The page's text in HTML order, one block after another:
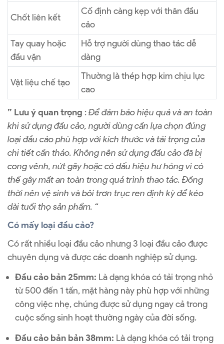
Chốt liên kết
Cố định càng kẹp với thân đầu
cảo
Tay quay hoặc
đầu vặn
Hỗ trợ người dùng thao tác dễ
dàng
Vật liệu chế tạo
Thường là thép hợp kim chịu lực
cao
” Lưu ý quan trọng :Để đảm bảo hiệu quả và an toàn
khi sử dụng đầu cảo, người dùng cần lựa chọn đúng
loại đầu cảo phù hợp với kích thước và tải trọng của
chi tiết cần tháo. Không nên sử dụng đầu cảo đã bị
cong vênh, nứt gãy hoặc có dấu hiệu hư hỏng vì có
thể gây mất an toàn trong quá trình thao tác. Đồng
thời nên vệ sinh và bôi trơn trục ren định kỳ để kéo
dài tuổi thọ sản phẩm. “
Có mấy loại đầu cảo?
Có rất nhiều loại đầu cảo nhưng 3 loại đầu cảo được
chuyên dụng và được các doanh nghiệp sử dụng.
Đầu cảo bản 25mm: Là dạng khóa có tải trọng nhỏ
từ 500 đến 1 tấn, mặt hàng này phù hợp với những
công việc nhẹ, chúng được sử dụng ngay cả trong
cuộc sống sinh hoạt thường ngày của đời sống.
Đầu cảo bản bản 38mm: Là dạng khóa có tải trọng